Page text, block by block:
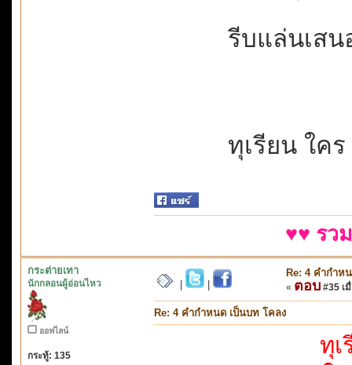
รีบแล่นเส
ทุเรียน ใค
♥♥ รว
กระต่ายเทา
นักกลอนผู้อ่อนไหว
ออฟไลน์
กระทู้: 135
Re: 4 คำกำห
« ตอบ #35 เ
Re: 4 คำกำหนด เป็นบท โคลง
ทุเ